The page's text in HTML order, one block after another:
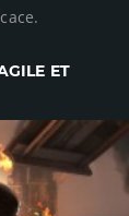
ET